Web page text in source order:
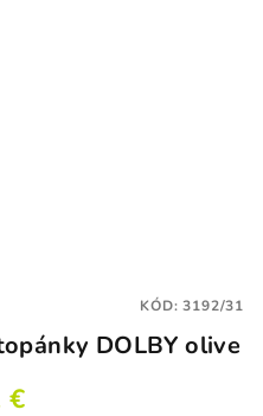
DOLBY olive
€
KÓD:3192/31